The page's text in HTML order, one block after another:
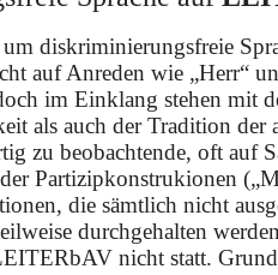
diskriminierungsfreie
auf Anreden wie „Herr“
im Einklang stehen mit
als auch der Tradition der
zu beobachtende, oft auf
Partizipkonstrukionen
die sämtlich nicht
durchgehalten
nicht statt.